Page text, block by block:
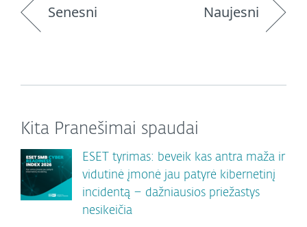
Senesni Naujesni
Kita Pranešimai spaudai
ESET tyrimas: beveik kas antra maža ir
vidutinė įmonė jau patyrė kibernetinį
incidentą – dažniausios priežastys
nesikeičia